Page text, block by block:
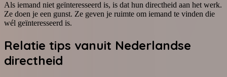
Als iemand niet geïnteresseerd is, is dat hun directheid aan het werk.
Ze doen je een gunst. Ze geven je ruimte om iemand te vinden die
wél geïnteresseerd is.
Relatie tips vanuit Nederlandse
directheid